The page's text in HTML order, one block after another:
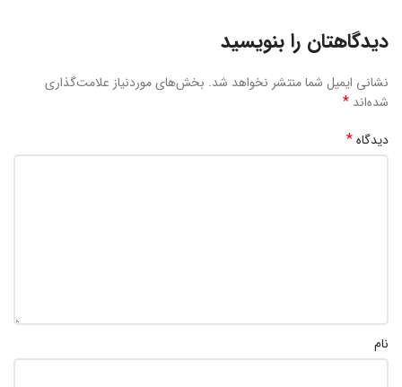
دیدگاهتان را بنویسید
نشانی ایمیل شما منتشر نخواهد شد. بخش‌های موردنیاز علامت‌گذاری
شده‌اند *
دیدگاه*
نام